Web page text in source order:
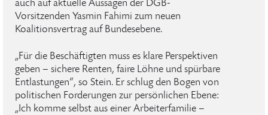
auch auf aktuelle Aussagen der DGB-
Vorsitzenden Yasmin Fahimi zum neuen
Koalitionsvertrag auf Bundesebene.
„Für die Beschäftigten muss es klare Perspektiven
geben – sichere Renten, faire Löhne und spürbare
Entlastungen“, so Stein. Er schlug den Bogen von
politischen Forderungen zur persönlichen Ebene:
„Ich komme selbst aus einer Arbeiterfamilie –